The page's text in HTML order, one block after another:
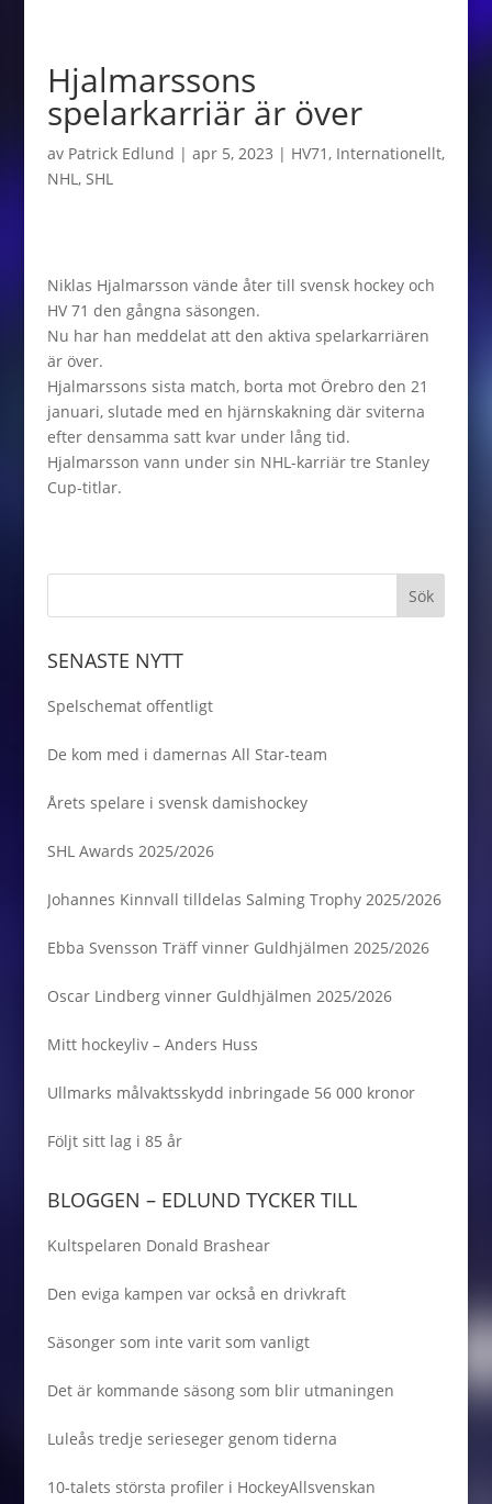
Hjalmarssons
spelarkarriär är över
av Patrick Edlund | apr 5, 2023 | HV71, Internationellt,
NHL, SHL
Niklas Hjalmarsson vände åter till svensk hockey och
HV 71 den gångna säsongen.
Nu har han meddelat att den aktiva spelarkarriären
är över.
Hjalmarssons sista match, borta mot Örebro den 21
januari, slutade med en hjärnskakning där sviterna
efter densamma satt kvar under lång tid.
Hjalmarsson vann under sin NHL-karriär tre Stanley
Cup-titlar.
SENASTE NYTT
Spelschemat offentligt
De kom med i damernas All Star-team
Årets spelare i svensk damishockey
SHL Awards 2025/2026
Johannes Kinnvall tilldelas Salming Trophy 2025/2026
Ebba Svensson Träff vinner Guldhjälmen 2025/2026
Oscar Lindberg vinner Guldhjälmen 2025/2026
Mitt hockeyliv – Anders Huss
Ullmarks målvaktsskydd inbringade 56 000 kronor
Följt sitt lag i 85 år
BLOGGEN – EDLUND TYCKER TILL
Kultspelaren Donald Brashear
Den eviga kampen var också en drivkraft
Säsonger som inte varit som vanligt
Det är kommande säsong som blir utmaningen
Luleås tredje serieseger genom tiderna
10-talets största profiler i HockeyAllsvenskan